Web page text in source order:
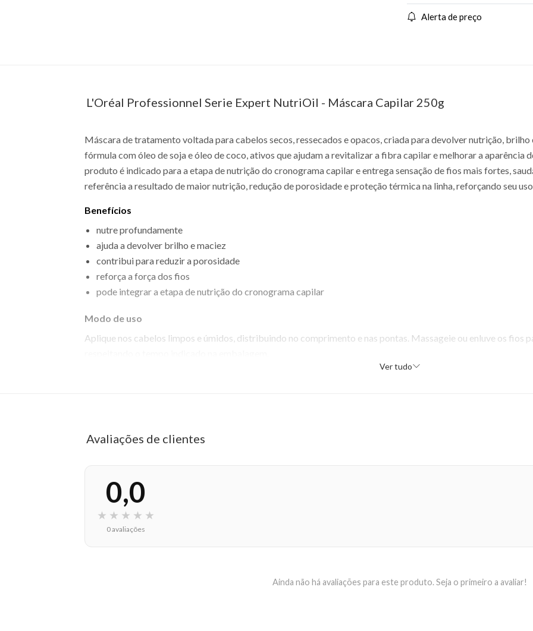
Alerta de preço
L'Oréal Professionnel Serie Expert NutriOil - Máscara Capilar 250g
Máscara de tratamento voltada para cabelos secos, ressecados e opacos, criada para devolver nutrição,
fórmula com óleo de soja e óleo de coco, ativos que ajudam a revitalizar a fibra capilar e melhorar a aparência
produto é indicado para a etapa de nutrição do cronograma capilar e entrega sensação de fios mais fortes,
referência a resultado de maior nutrição, redução de porosidade e proteção térmica na linha, reforçando seu
Benefícios
nutre profundamente
ajuda a devolver brilho e maciez
contribui para reduzir a porosidade
reforça a força dos fios
pode integrar a etapa de nutrição do cronograma capilar
Modo de uso
Aplique nos cabelos limpos e úmidos, distribuindo no comprimento e nas pontas. Massageie ou enluve os fios
Ver tudo
Avaliações de clientes
0,0
★ ★ ★ ★ ★
0 avaliações
Ainda não há avaliações para este produto. Seja o primeiro a avaliar!